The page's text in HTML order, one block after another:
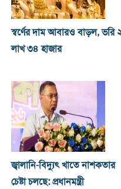
স্বর্ণের দাম আবারও বাড়ল, ভরি
লাখ ৩৪ হাজার
জ্বালানি-বিদ্যুৎ খাতে নাশকতার
চেষ্টা চলছে: প্রধানমন্ত্রী